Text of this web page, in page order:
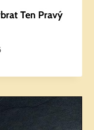
Ten Pravý